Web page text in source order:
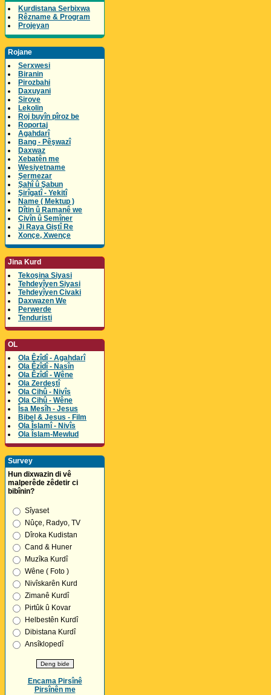
Kurdistana Serbixwa
Rêzname & Program
Projeyan
Rojane
Serxwesi
Biranin
Pirozbahi
Daxuyani
Sirove
Lekolin
Roj buyîn pîroz be
Roportaj
Agahdarî
Bang - Pêşwazî
Daxwaz
Xebatên me
Wesiyetname
Şermezar
Şahî û Şabun
Şirîgatî - Yekitî
Name ( Mektup )
Dîtin û Ramanê we
Civîn û Semîner
Ji Raya Giştî Re
Xonçe, Xwençe
Jina Kurd
Tekoşina Siyasi
Tehdeyîyen Siyasi
Tehdeyîyen Civaki
Daxwazen We
Perwerde
Tenduristi
OL
Ola Êzîdî - Agahdarî
Ola Êzîdî - Nasîn
Ola Êzîdî - Wêne
Ola Zerdeştî
Ola Cihû - Nivîs
Ola Cihû - Wêne
Îsa Mesîh - Jesus
Bibel & Jesus - Film
Ola Îslamî - Nivîs
Ola Îslam-Mewlud
Survey
Hun dixwazin di vê
malperêde zêdetir ci
bibînin?
Sîyaset
Nûçe, Radyo, TV
Dîroka Kudistan
Cand & Huner
Muzîka Kurdî
Wêne ( Foto )
Nivîskarên Kurd
Zimanê Kurdî
Pirtûk û Kovar
Helbestên Kurdî
Dibistana Kurdî
Ansîklopedî
Encama Pirsînê
Pirsînên me